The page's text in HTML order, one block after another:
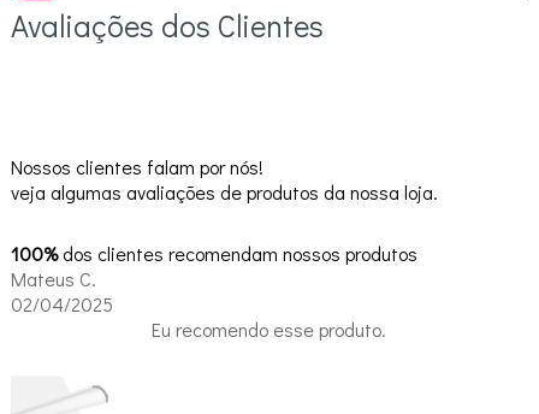
Avaliações dos Clientes
Nossos clientes falam por nós!
veja algumas avaliações de produtos da nossa loja.
100% dos clientes recomendam nossos produtos
Mateus C.
02/04/2025
Eu recomendo esse produto.